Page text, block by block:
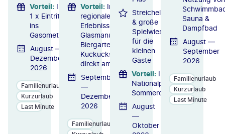
Vorteil: Inkl.
1 x Eintritt
ins
Gasometer
August —
Dezember
2026
Familienurlaub
Kurzurlaub
Last Minute
Vorteil: Inkl.
regionale
Erlebnisse:
Glasmanufaktur,
Biergarten und
Kuckucksuhr
direkt am Hotel
September
—
Dezember
2026
Familienurlaub
Streichelzoo
& große
Spielwiese
für die
kleinen
Gäste
Vorteil: Inkl.
Nationalpark
Sommercard
August
—
Oktober
Sauna &
Dampfbad
August —
September
2026
Familienurlaub
Kurzurlaub
Last Minute